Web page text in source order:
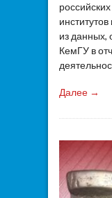
из данных,
КемГУ в
Далее →